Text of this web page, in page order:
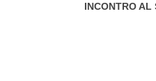
INCONTRO AL